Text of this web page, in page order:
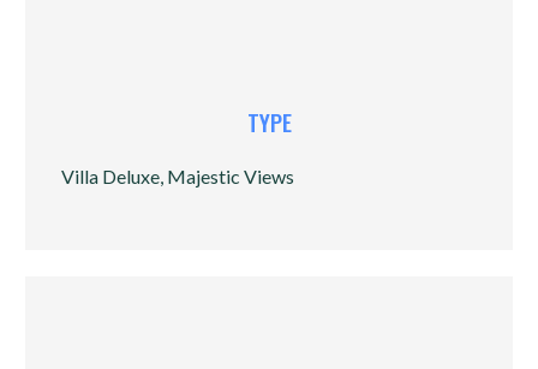
TYPE
Villa Deluxe, Majestic Views